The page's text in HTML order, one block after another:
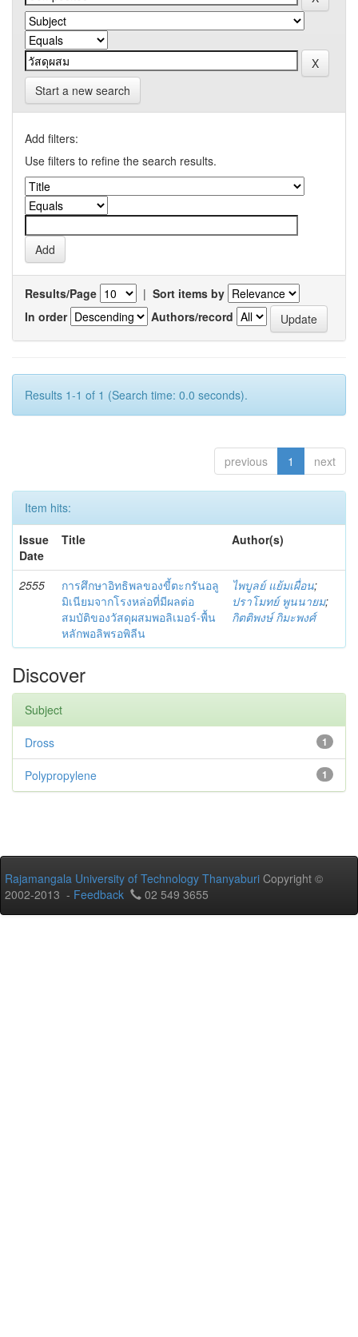
Start a new search
Add filters:
Use filters to refine the search results.
Results/Page | Sort items by
In order
Authors/record
Results 1-1 of 1 (Search time: 0.0 seconds).
previous 1 next
Item hits:
Issue
Date
Title Author(s)
2555
การศึกษาอิทธิพลของขี้ตะกรันอลู
มิเนียมจากโรงหล่อที่มีผลต่อ
สมบัติของวัสดุผสมพอลิเมอร์-พื้น
หลักพอลิพรอพิลีน
ไพบูลย์ แย้มเผื่อน;
ปราโมทย์ พูนนายม;
กิตติพงษ์ กิมะพงศ์
Discover
Subject
1
Dross
1
Polypropylene
Rajamangala University of Technology Thanyaburi Copyright ©
2002-2013 - Feedback 02 549 3655